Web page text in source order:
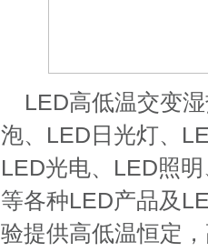
LED高低温交变
泡、LED日光灯、
LED光电、LED照
等各种LED产品及
验提供高低温恒定